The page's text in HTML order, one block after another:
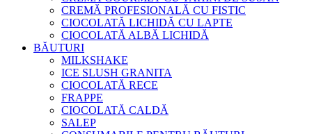
CREMĂ PROFESIONALĂ CU FISTIC
CIOCOLATĂ LICHIDĂ CU LAPTE
CIOCOLATĂ ALBĂ LICHIDĂ
BĂUTURI
MILKSHAKE
ICE SLUSH GRANITA
CIOCOLATĂ RECE
FRAPPE
CIOCOLATĂ CALDĂ
SALEP